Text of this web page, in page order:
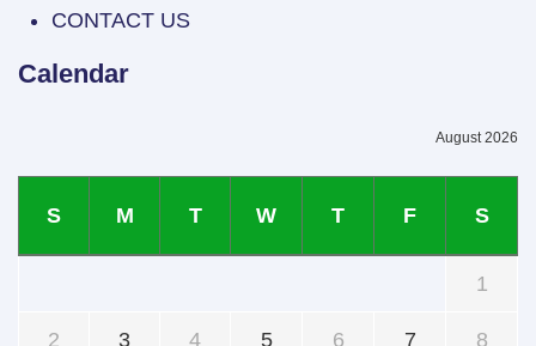
CONTACT US
Calendar
August 2026
S M T W T F S
1
2 3 4 5 6 7 8